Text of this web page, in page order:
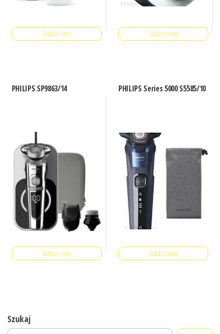
Zobacz cenę Zobacz cenę
PHILIPS SP9863/14
Zobacz cenę
PHILIPS Series 5000 S5585/10
Zobacz cenę
Szukaj